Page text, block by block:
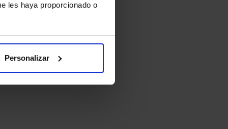
les haya proporcionado o
Personalizar